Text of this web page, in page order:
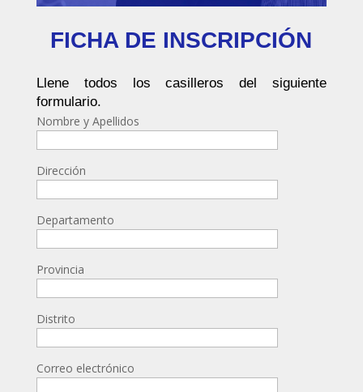
FICHA DE INSCRIPCIÓN
Llene todos los casilleros del siguiente
formulario.
Nombre y Apellidos
Dirección
Departamento
Provincia
Distrito
Correo electrónico